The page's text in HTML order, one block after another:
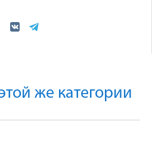
же категории